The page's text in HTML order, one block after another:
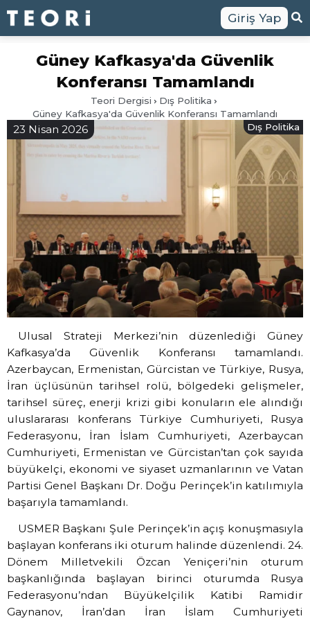
Giriş Yap
Güney Kafkasya'da Güvenlik
Konferansı Tamamlandı
Teori Dergisi
Dış Politika
Güney Kafkasya'da Güvenlik Konferansı Tamamlandı
23 Nisan 2026 Dış Politika
Ulusal Strateji Merkezi’nin düzenlediği Güney
Kafkasya’da Güvenlik Konferansı tamamlandı.
Azerbaycan, Ermenistan, Gürcistan ve Türkiye, Rusya,
İran üçlüsünün tarihsel rolü, bölgedeki gelişmeler,
tarihsel süreç, enerji krizi gibi konuların ele alındığı
uluslararası konferans Türkiye Cumhuriyeti, Rusya
Federasyonu, İran İslam Cumhuriyeti, Azerbaycan
Cumhuriyeti, Ermenistan ve Gürcistan’tan çok sayıda
büyükelçi, ekonomi ve siyaset uzmanlarının ve Vatan
Partisi Genel Başkanı Dr. Doğu Perinçek’in katılımıyla
başarıyla tamamlandı.
USMER Başkanı Şule Perinçek’in açış konuşmasıyla
başlayan konferans iki oturum halinde düzenlendi. 24.
Dönem Milletvekili Özcan Yeniçeri’nin oturum
başkanlığında başlayan birinci oturumda Rusya
Federasyonu’ndan Büyükelçilik Katibi Ramidir
Gaynanov, İran’dan İran İslam Cumhuriyeti